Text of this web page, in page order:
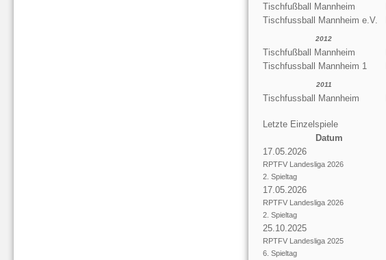
Tischfußball Mannheim
Tischfussball Mannheim e.V.
2012
Tischfußball Mannheim
Tischfussball Mannheim 1
2011
Tischfussball Mannheim
Letzte Einzelspiele
Datum
17.05.2026
RPTFV Landesliga 2026
2. Spieltag
17.05.2026
RPTFV Landesliga 2026
2. Spieltag
25.10.2025
RPTFV Landesliga 2025
6. Spieltag